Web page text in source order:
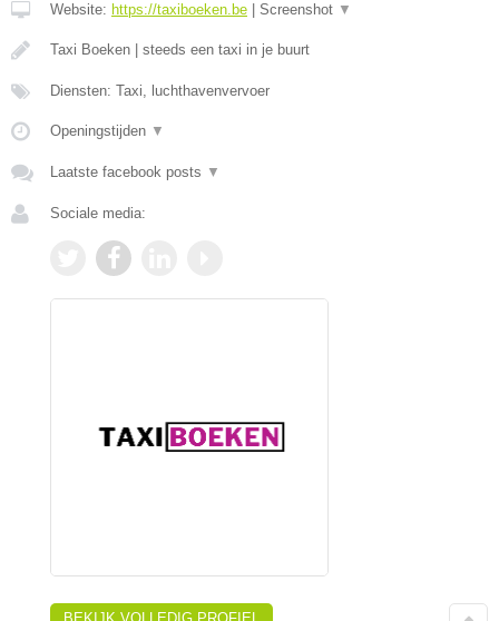
Website: https://taxiboeken.be Screenshot ▼
Taxi Boeken | steeds een taxi in je buurt
Diensten: Taxi, luchthavenvervoer
Openingstijden ▼
Laatste facebook posts ▼
Sociale media: